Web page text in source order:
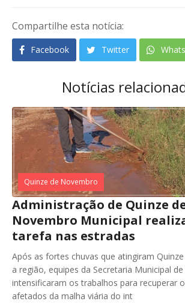
Compartilhe esta notícia:
Facebook Twitter
Notícias
Quinze de Novembro
Administração de Quinze
Novembro Municipal
tarefa nas estradas
Após as fortes chuvas que atingiram
a região, equipes da Secretaria Municipal de
intensificaram os trabalhos para recuperar
afetados da malha viária do int